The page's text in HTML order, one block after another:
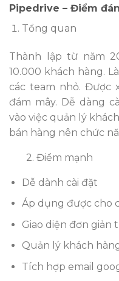
Pipedrive – Điểm
Tổng quan
Thành lập từ năm
10.000 khách hàng.
các team nhỏ. Được
đám mây. Dễ dàng
vào việc quản lý
bán hàng nên chức
2. Điểm mạnh
Dễ dành cài đặt
Áp dụng được cho
Giao diện đơn giản
Quản lý khách
Tích hợp email